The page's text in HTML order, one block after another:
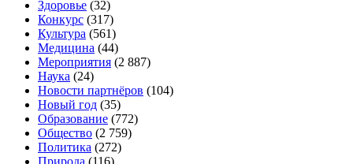
Здоровье (32)
Конкурс (317)
Культура (561)
Медицина (44)
Мероприятия (2 887)
Наука (24)
Новости партнёров (104)
Новый год (35)
Образование (772)
Общество (2 759)
Политика (272)
Природа (116)